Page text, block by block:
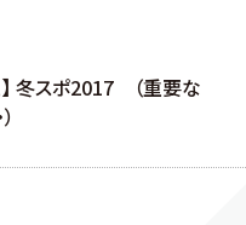
】 冬スポ2017 （重要な